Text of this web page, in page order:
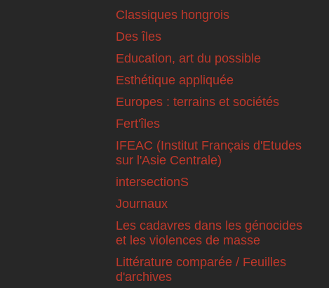
Classiques hongrois
Des îles
Education, art du possible
Esthétique appliquée
Europes : terrains et sociétés
Fert'îles
IFEAC (Institut Français d'Etudes
sur l'Asie Centrale)
intersectionS
Journaux
Les cadavres dans les génocides
et les violences de masse
Littérature comparée / Feuilles
d'archives